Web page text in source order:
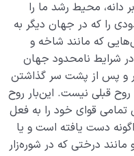
دانه، محیط رشد ما را
را که در جهان دیگر به
که مانند شاخه و
شرایط نامحدود جهان
و پس از پشت سر گذاشتن
قبلی نیست. این‌بار روح
تمامی قوای خود را به فعل
دست یافته است و یا
درختی که در شوره‌­زار